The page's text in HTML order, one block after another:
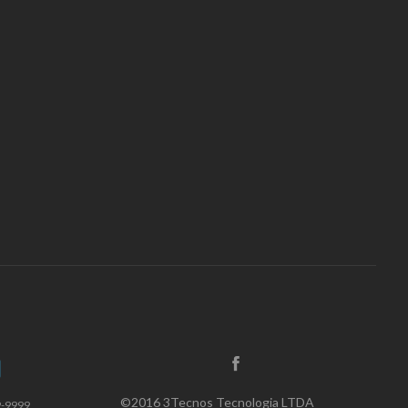
9999 ©2016 3Tecnos Tecnologia LTDA